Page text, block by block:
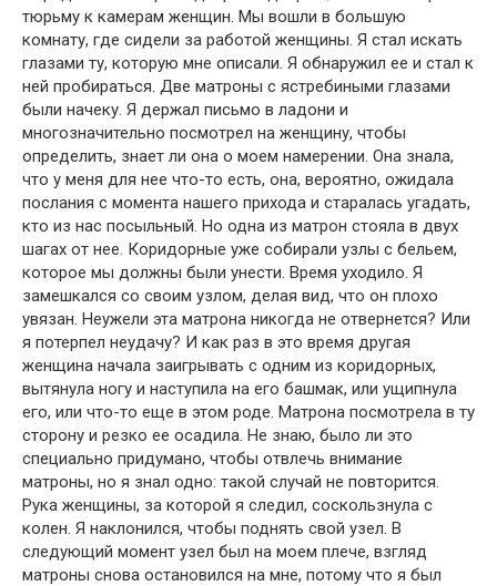
тюрьму к камерам женщин. Мы вошли в большую
комнату, где сидели за работой женщины. Я стал искать
глазами ту, которую мне описали. Я обнаружил ее и стал к
ней пробираться. Две матроны с ястребиными глазами
были начеку. Я держал письмо в ладони и
многозначительно посмотрел на женщину, чтобы
определить, знает ли она о моем намерении. Она знала,
что у меня для нее что-то есть, она, вероятно, ожидала
послания с момента нашего прихода и старалась угадать,
кто из нас посыльный. Но одна из матрон стояла в двух
шагах от нее. Коридорные уже собирали узлы с бельем,
которое мы должны были унести. Время уходило. Я
замешкался со своим узлом, делая вид, что он плохо
увязан. Неужели эта матрона никогда не отвернется? Или
я потерпел неудачу? И как раз в это время другая
женщина начала заигрывать с одним из коридорных,
вытянула ногу и наступила на его башмак, или ущипнула
его, или что-то еще в этом роде. Матрона посмотрела в ту
сторону и резко ее осадила. Не знаю, было ли это
специально придумано, чтобы отвлечь внимание
матроны, но я знал одно: такой случай не повторится.
Рука женщины, за которой я следил, соскользнула с
колен. Я наклонился, чтобы поднять свой узел. В
следующий момент узел был на моем плече, взгляд
матроны снова остановился на мне, потому что я был